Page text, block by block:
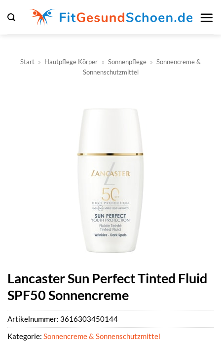
Inhalt
springen
Start » Hautpflege Körper » Sonnenpflege » Sonnencreme &
Sonnenschutzmittel
Lancaster Sun Perfect Tinted Fluid
SPF50 Sonnencreme
Artikelnummer: 3616303450144
Kategorie: Sonnencreme & Sonnenschutzmittel